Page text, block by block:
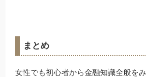
まとめ
女性でも初心者から金融知識全般を